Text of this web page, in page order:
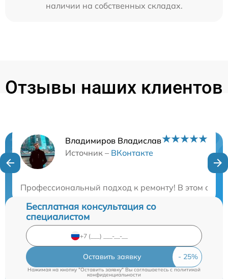
наличии на собственных складах.
Отзывы наших клиентов
Владимиров Владислав
Источник – ВКонтакте
Профессиональный подход к ремонту! В этом
Нужна консультация?
Бесплатная консультация со
специалистом
Оставить заявку
Нажимая на кнопку "Оставить заявку" Вы соглашаетесь c политикой
конфиденциальности